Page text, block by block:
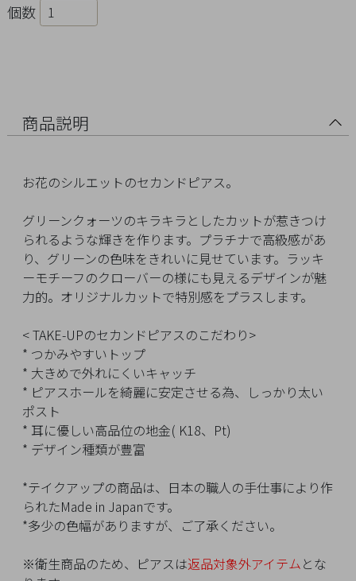
個数
商品説明
お花のシルエットのセカンドピアス。
グリーンクォーツのキラキラとしたカットが惹きつけ
られるような輝きを作ります。プラチナで高級感があ
り、グリーンの色味をきれいに見せています。ラッキ
ーモチーフのクローバーの様にも見えるデザインが魅
力的。オリジナルカットで特別感をプラスします。
< TAKE-UPのセカンドピアスのこだわり>
* つかみやすいトップ
* 大きめで外れにくいキャッチ
* ピアスホールを綺麗に安定させる為、しっかり太い
ポスト
* 耳に優しい高品位の地金( K18、Pt)
* デザイン種類が豊富
*テイクアップの商品は、日本の職人の手仕事により作
られたMade in Japanです。
*多少の色幅がありますが、ご了承ください。
※衛生商品のため、ピアスは返品対象外アイテムとな
Other
イ
ペ
ー
ジ
お
気
に
入
り
ア
イ
ム
最
近